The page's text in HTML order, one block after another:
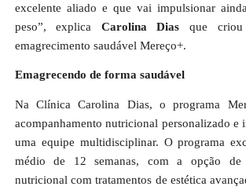
excelente aliado e que vai impulsionar
peso”, explica Carolina Dias que criou
emagrecimento saudável Mereço+.
Emagrecendo de forma saudável
Na Clínica Carolina Dias, o programa
acompanhamento nutricional personalizado e
uma equipe multidisciplinar. O programa
médio de 12 semanas, com a opção
nutricional com tratamentos de estética